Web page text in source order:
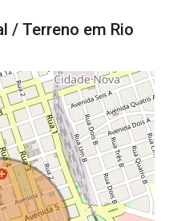
/ Terreno em Rio